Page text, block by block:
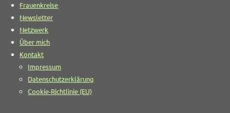
Frauenkreise
Newsletter
Netzwerk
Über mich
Kontakt
Impressum
Datenschutzerklärung
Cookie-Richtlinie (EU)